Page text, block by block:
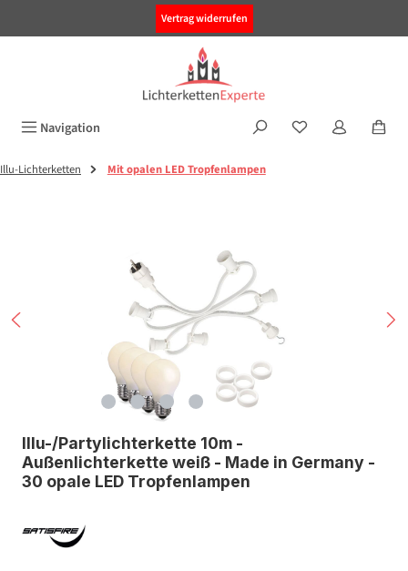
Vertrag widerrufen
Navigation
Illu-Lichterketten Mit opalen LED Tropfenlampen
Illu-/Partylichterkette 10m -
Außenlichterkette weiß - Made in Germany -
30 opale LED Tropfenlampen